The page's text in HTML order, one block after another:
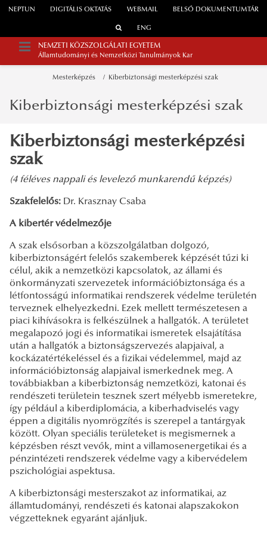
WEBMAIL
NEPTUN DIGITÁLIS OKTATÁS BELSŐ DOKUMENTUMTÁR
ENG
NEMZETI KÖZSZOLGÁLATI EGYETEM
Államtudományi és Nemzetközi Tanulmányok Kar
Mesterképzés Kiberbiztonsági mesterképzési szak
Kiberbiztonsági mesterképzési szak
Kiberbiztonsági mesterképzési
szak
(4 féléves nappali és levelező munkarendű képzés)
Szakfelelős: Dr. Krasznay Csaba
A kibertér védelmezője
A szak elsősorban a közszolgálatban dolgozó,
kiberbiztonságért felelős szakemberek képzését tűzi ki
célul, akik a nemzetközi kapcsolatok, az állami és
önkormányzati szervezetek információbiztonsága és a
létfontosságú informatikai rendszerek védelme területén
terveznek elhelyezkedni. Ezek mellett természetesen a
piaci kihívásokra is felkészülnek a hallgatók. A területet
megalapozó jogi és informatikai ismeretek elsajátítása
után a hallgatók a biztonságszervezés alapjaival, a
kockázatértékeléssel és a fizikai védelemmel, majd az
információbiztonság alapjaival ismerkednek meg. A
továbbiakban a kiberbiztonság nemzetközi, katonai és
rendészeti területein tesznek szert mélyebb ismeretekre,
így például a kiberdiplomácia, a kiberhadviselés vagy
éppen a digitális nyomrögzítés is szerepel a tantárgyak
között. Olyan speciális területeket is megismernek a
képzésben részt vevők, mint a villamosenergetikai és a
pénzintézeti rendszerek védelme vagy a kibervédelem
pszichológiai aspektusa.
A kiberbiztonsági mesterszakot az informatikai, az
államtudományi, rendészeti és katonai alapszakokon
végzetteknek egyaránt ajánljuk.